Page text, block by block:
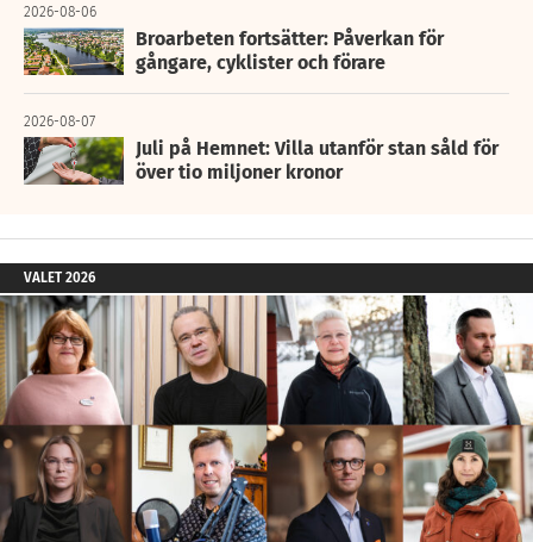
2026-08-06
Broarbeten fortsätter: Påverkan för
gångare, cyklister och förare
2026-08-07
Juli på Hemnet: Villa utanför stan såld för
över tio miljoner kronor
VALET 2026